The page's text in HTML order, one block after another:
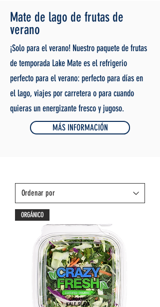
Mate de lago de frutas de
verano
¡Solo para el verano! Nuestro paquete de frutas
de temporada Lake Mate es el refrigerio
perfecto para el verano: perfecto para días en
el lago, viajes por carretera o para cuando
quieras un energizante fresco y jugoso.
MÁS INFORMACIÓN
ORGÁNICO